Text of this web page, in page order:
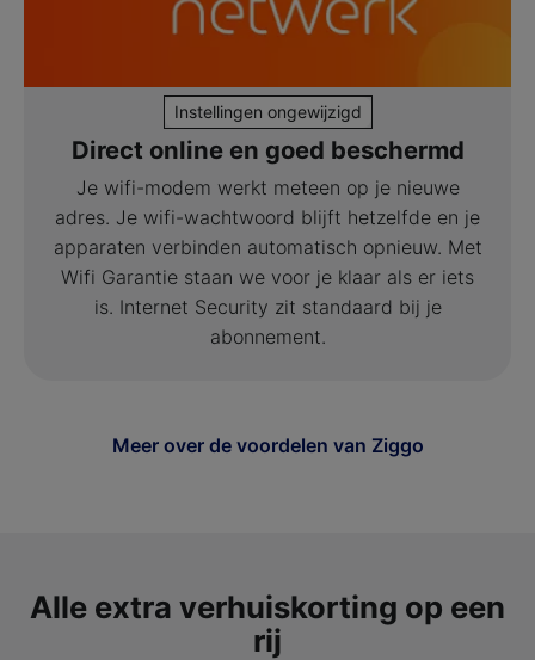
Instellingen ongewijzigd
Direct online en goed beschermd
Je wifi-modem werkt meteen op je nieuwe
adres. Je wifi-wachtwoord blijft hetzelfde en je
apparaten verbinden automatisch opnieuw. Met
Wifi Garantie staan we voor je klaar als er iets
is. Internet Security zit standaard bij je
abonnement.
Meer over de voordelen van Ziggo
Alle extra verhuiskorting op een
rij